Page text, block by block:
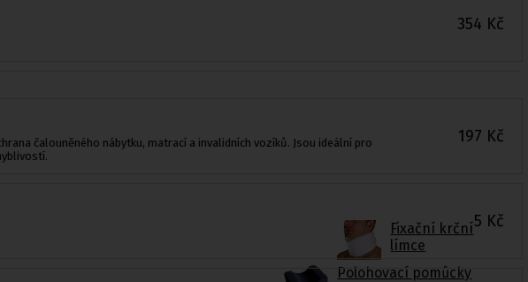
Fixační krční
límce
Polohovací pomůcky
354 Kč
čalouněného nábytku, matrací a invalidních vozíků. Jsou ideální pro
197 Kč
5 Kč